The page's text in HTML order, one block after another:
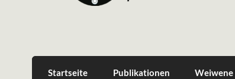
Startseite Publikationen